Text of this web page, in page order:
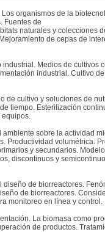
organismos de la
Fuentes de
naturales y colecciones
de cepas de
Medios de cultivos
industrial. Cultivo
de cultivo y soluciones de
tiempo. Esterilización
equipos.
sobre la actividad
Productividad volumétrica.
y secundarios.
discontinuos y
de biorreactores.
de biorreactores.
monitoreo en línea y control.
La biomasa como
de productos.